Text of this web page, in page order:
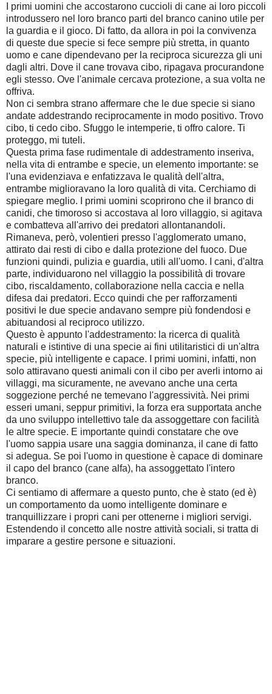
I primi uomini che accostarono cuccioli di cane ai loro piccoli
introdussero nel loro branco parti del branco canino utile per
la guardia e il gioco. Di fatto, da allora in poi la convivenza
di queste due specie si fece sempre più stretta, in quanto
uomo e cane dipendevano per la reciproca sicurezza gli uni
dagli altri. Dove il cane trovava cibo, ripagava procurandone
egli stesso. Ove l'animale cercava protezione, a sua volta ne
offriva.
Non ci sembra strano affermare che le due specie si siano
andate addestrando reciprocamente in modo positivo. Trovo
cibo, ti cedo cibo. Sfuggo le intemperie, ti offro calore. Ti
proteggo, mi tuteli.
Questa prima fase rudimentale di addestramento inseriva,
nella vita di entrambe e specie, un elemento importante: se
l'una evidenziava e enfatizzava le qualità dell'altra,
entrambe miglioravano la loro qualità di vita. Cerchiamo di
spiegare meglio. I primi uomini scoprirono che il branco di
canidi, che timoroso si accostava al loro villaggio, si agitava
e combatteva all'arrivo dei predatori allontanandoli.
Rimaneva, però, volentieri presso l'agglomerato umano,
attirato dai resti di cibo e dalla protezione del fuoco. Due
funzioni quindi, pulizia e guardia, utili all'uomo. I cani, d'altra
parte, individuarono nel villaggio la possibilità di trovare
cibo, riscaldamento, collaborazione nella caccia e nella
difesa dai predatori. Ecco quindi che per rafforzamenti
positivi le due specie andavano sempre più fondendosi e
abituandosi al reciproco utilizzo.
Questo è appunto l'addestramento: la ricerca di qualità
naturali e istintive di una specie ai fini utilitaristici di un'altra
specie, più intelligente e capace. I primi uomini, infatti, non
solo attiravano questi animali con il cibo per averli intorno ai
villaggi, ma sicuramente, ne avevano anche una certa
soggezione perché ne temevano l'aggressività. Nei primi
esseri umani, seppur primitivi, la forza era supportata anche
da uno sviluppo intellettivo tale da assoggettare con facilità
le altre specie. E importante quindi constatare che ove
l'uomo sappia usare una saggia dominanza, il cane di fatto
si adegua. Se poi l'uomo in questione è capace di dominare
il capo del branco (cane alfa), ha assoggettato l'intero
branco.
Ci sentiamo di affermare a questo punto, che è stato (ed è)
un comportamento da uomo intelligente dominare e
tranquillizzare i propri cani per ottenerne i migliori servigi.
Estendendo il concetto alle nostre attività sociali, si tratta di
imparare a gestire persone e situazioni.